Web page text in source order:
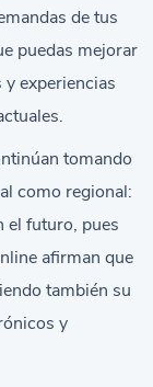
de tus
puedas mejorar
experiencias
tomando
como regional:
el futuro, pues
afirman que
también su
y